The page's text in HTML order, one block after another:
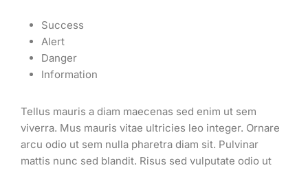
Success
Alert
Danger
Information
Tellus mauris a diam maecenas sed enim ut sem
viverra. Mus mauris vitae ultricies leo integer. Ornare
arcu odio ut sem nulla pharetra diam sit. Pulvinar
mattis nunc sed blandit. Risus sed vulputate odio ut